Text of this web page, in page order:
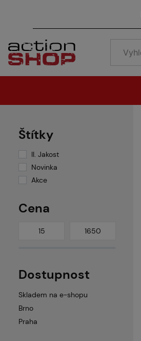
Štítky
II. Jakost
Novinka
Akce
Cena
Dostupnost
Skladem na e-shopu
Brno
Praha